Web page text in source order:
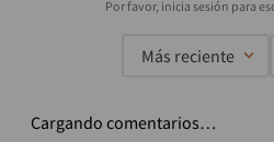
Más reciente
Cargando comentarios…